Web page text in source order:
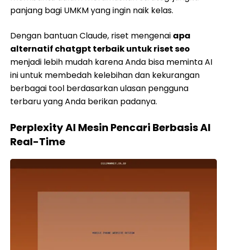
panjang bagi UMKM yang ingin naik kelas.
Dengan bantuan Claude, riset mengenai apa
alternatif chatgpt terbaik untuk riset seo
menjadi lebih mudah karena Anda bisa meminta AI
ini untuk membedah kelebihan dan kekurangan
berbagai tool berdasarkan ulasan pengguna
terbaru yang Anda berikan padanya.
Perplexity AI Mesin Pencari Berbasis AI
Real-Time